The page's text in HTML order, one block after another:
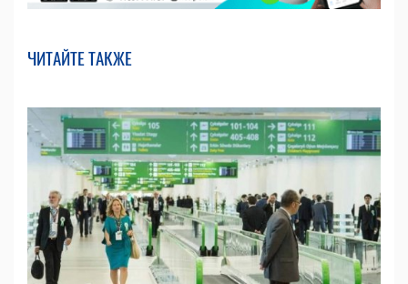
ЧИТАЙТЕ ТАКЖЕ